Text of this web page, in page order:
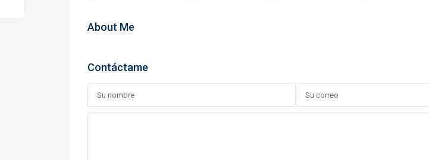
About Me
Contáctame